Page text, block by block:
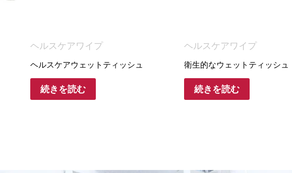
ヘルスケアワイプ
ヘルスケアウェットティッシュ
続きを読む
ヘルスケアワイプ
衛生的なウェットティッシュ
続きを読む